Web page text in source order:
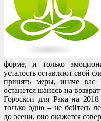
форме, и только
усталость оставляют свой
принять меры, иначе вас
останется шансов на
Гороскоп для Рака на
только одно – не бойтесь
до осени, оно окажется